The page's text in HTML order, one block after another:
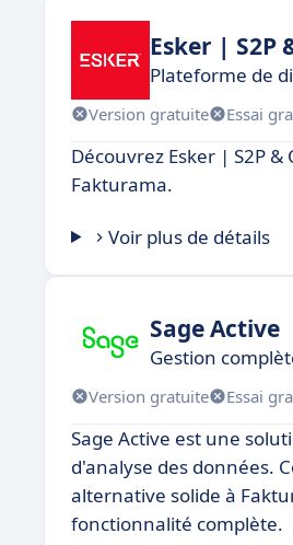
Esker | S2P
Plateforme de
Version gratuite Essai
Découvrez Esker | S2P
Fakturama.
Voir plus de détails
Sage Active
Gestion
Version gratuite Essai
Sage Active est une
d'analyse des données.
alternative solide à
fonctionnalité complète.